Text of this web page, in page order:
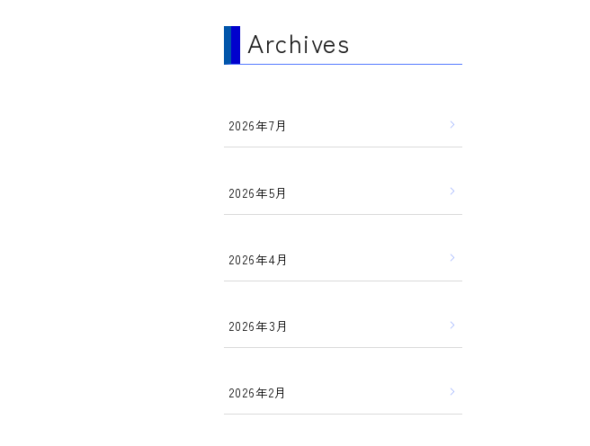
Archives
2026年7月
2026年5月
2026年4月
2026年3月
2026年2月